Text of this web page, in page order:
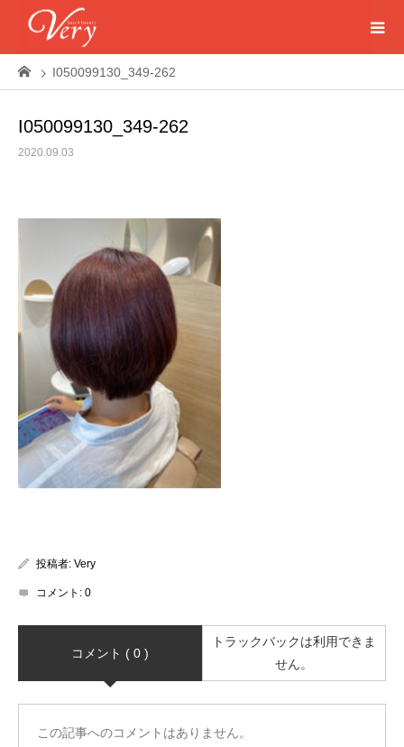
I050099130_349-262
I050099130_349-262
2020.09.03
投稿者: Very
コメント: 0
コメント ( 0 )
トラックバックは利用できま
せん。
この記事へのコメントはありません。